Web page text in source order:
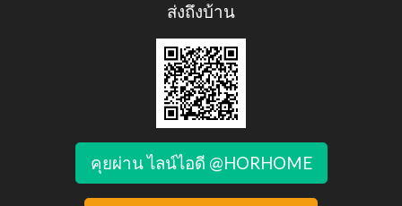
ส่งถึงบ้าน
คุยผ่าน ไลน์ไอดี @HORHOME